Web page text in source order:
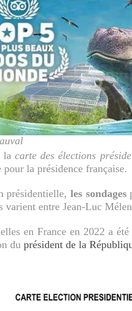
lacarte des élections
la présidence française.
présidentielle,les sondages
varient entre Jean-Luc
en France en 2022 a
du président de la